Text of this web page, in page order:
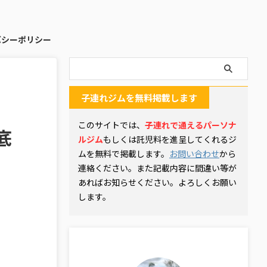
ーポリシー
子連れジムを無料掲載します
このサイトでは、 子連れで通えるパーソナ
ルジムもしくは託児料を進呈してくれるジ
ムを無料で掲載します。 お問い合わせから
連絡ください。また記載内容に間違い等が
あればお知らせください。よろしくお願い
します。